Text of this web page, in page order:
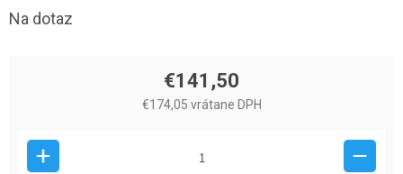
Na dotaz
€141,50
€174,05 vrátane DPH